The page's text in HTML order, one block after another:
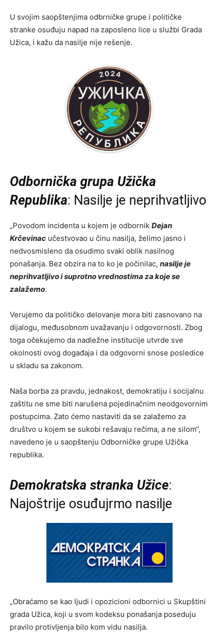
U svojim saopštenjima odbrničke grupe i političke
stranke osuđuju napad na zaposleno lice u službi Grada
Užica, i kažu da nasilje nije rešenje.
Odbornička grupa Užička
Republika: Nasilje je neprihvatljivo
„Povodom incidenta u kojem je odbornik Dejan
Krčevinac učestvovao u činu nasilja, želimo jasno i
nedvosmisleno da osudimo svaki oblik nasilnog
ponašanja. Bez obzira na to ko je počinilac, nasilje je
neprihvatljivo i suprotno vrednostima za koje se
zalažemo.
Verujemo da političko delovanje mora biti zasnovano na
dijalogu, međusobnom uvažavanju i odgovornosti. Zbog
toga očekujemo da nadležne institucije utvrde sve
okolnosti ovog događaja i da odgovorni snose posledice
u skladu sa zakonom.
Naša borba za pravdu, jednakost, demokratiju i socijalnu
zaštitu ne sme biti narušena pojedinačnim neodgovornim
postupcima. Zato ćemo nastaviti da se zalažemo za
društvo u kojem se sukobi rešavaju rečima, a ne silom“,
navedeno je u saopštenju Odborničke grupe Užička
republika.
Demokratska stranka Užice:
Najoštrije osuđujrmo nasilje
„Obraćamo se kao ljudi i opozicioni odbornici u Skupštini
grada Užica, koji u svom kodeksu ponašanja poseduju
pravilo protivljenja bilo kom vidu nasilja.